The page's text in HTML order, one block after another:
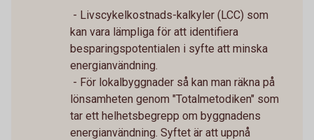
- Livscykelkostnads-kalkyler (LCC) som
kan vara lämpliga för att identifiera
besparingspotentialen i syfte att minska
energianvändning.
- För lokalbyggnader så kan man räkna på
lönsamheten genom "Totalmetodiken" som
tar ett helhetsbegrepp om byggnadens
energianvändning. Syftet är att uppnå